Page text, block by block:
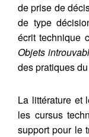
de prise de
de type
écrit technique
Objets
des pratiques
La littérature et
les cursus
support pour le